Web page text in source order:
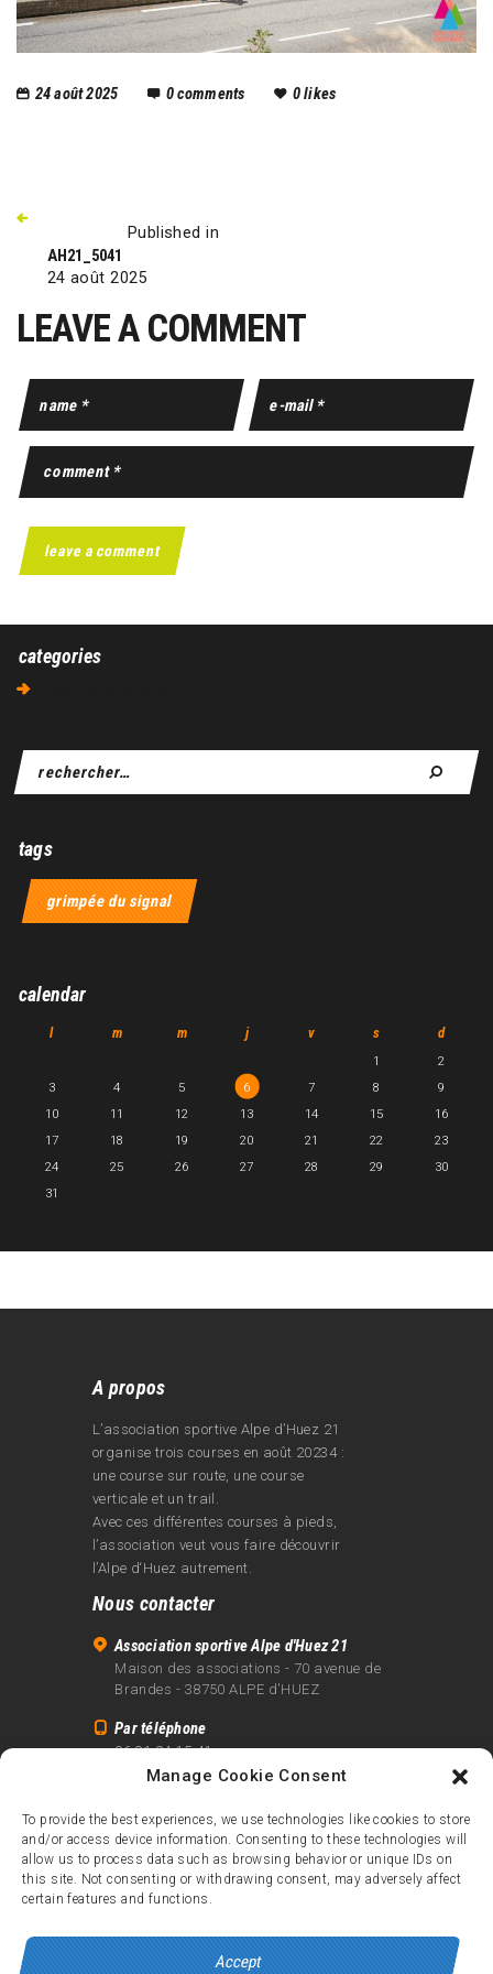
Manage Cookie Consent
To provide the best experiences, we use technologies like cookies to store
and/or access device information. Consenting to these technologies will
allow us to process data such as browsing behavior or unique IDs on
this site. Not consenting or withdrawing consent, may adversely affect
certain features and functions.
Accept
24 août 2025 0comments 0likes
Published in
AH21_5041
24 août 2025
LEAVE A COMMENT
categories
tags
grimpée du signal
calendar
l m m j v s d
1
2
3
4 5 6 7 8
9
10
11 12 13 14 15
16
17
18 19 20 21 22
23
24
25 26 27 28 29
30
31
A propos
L’association sportive Alpe d’Huez 21
organise trois courses en août 20234 :
une course sur route, une course
verticale et un trail.
Avec ces différentes courses à pieds,
l’association veut vous faire découvrir
l’Alpe d‘Huez autrement.
Nous contacter
Association sportive Alpe d'Huez 21
Maison des associations - 70 avenue de
Brandes - 38750 ALPE d'HUEZ
Par téléphone
06 81 24 15 41
info@alpe21.fr
Mentions légales
Contact
crédits